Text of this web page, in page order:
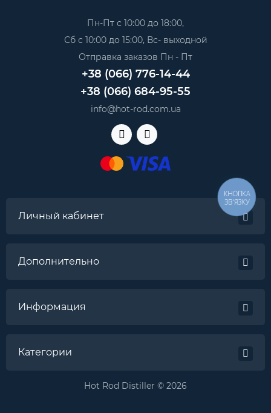
Пн-Пт с 10:00 до 18:00,
Сб с 10:00 до 15:00, Вс- выходной
Отправка заказов Пн - Пт
+38 (066) 776-14-44
+38 (066) 684-95-55
info@hot-rod.com.ua
Личный кабинет
Дополнительно
Информация
Категории
Hot Rod Distiller © 2026
КНОПКА
ЗВ'ЯЗКУ